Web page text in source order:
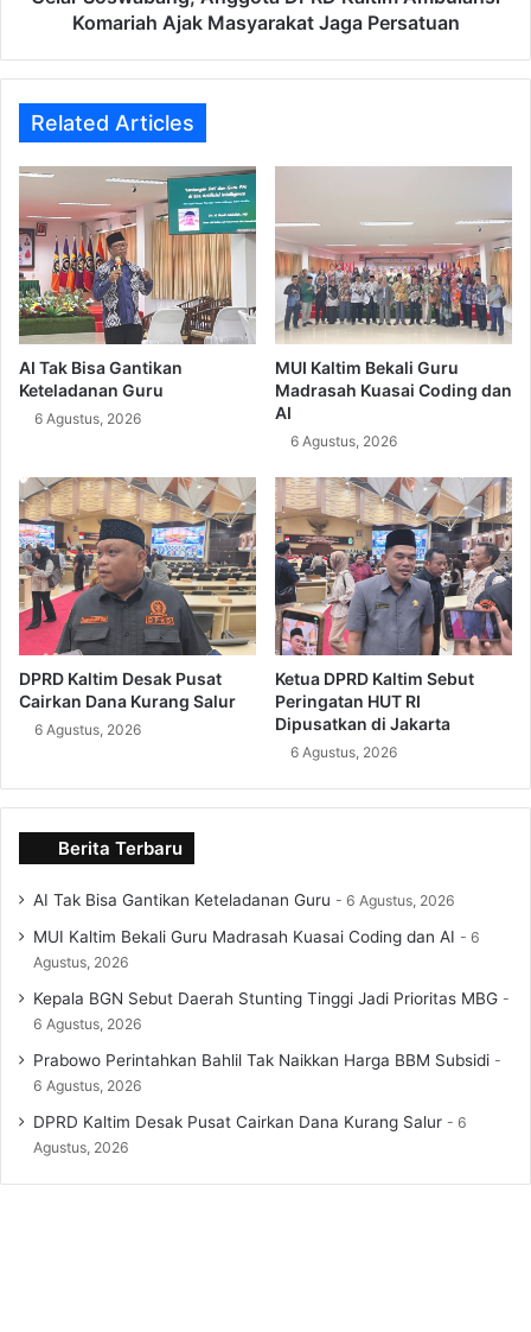
PersatuanKomariah Ajak Masyarakat Jaga Persatuan
Related Articles
AI Tak Bisa Gantikan
Keteladanan Guru
6 Agustus, 2026
MUI Kaltim Bekali Guru
Madrasah Kuasai Coding dan
AI
6 Agustus, 2026
DPRD Kaltim Desak Pusat
Cairkan Dana Kurang Salur
6 Agustus, 2026
Ketua DPRD Kaltim Sebut
Peringatan HUT RI
Dipusatkan di Jakarta
6 Agustus, 2026
Berita Terbaru
AI Tak Bisa Gantikan Keteladanan Guru 6 Agustus, 2026
MUI Kaltim Bekali Guru Madrasah Kuasai Coding dan AI
6
Agustus, 2026
Kepala BGN Sebut Daerah Stunting Tinggi Jadi Prioritas MBG
6 Agustus, 2026
Prabowo Perintahkan Bahlil Tak Naikkan Harga BBM Subsidi
6 Agustus, 2026
DPRD Kaltim Desak Pusat Cairkan Dana Kurang Salur
6
Agustus, 2026